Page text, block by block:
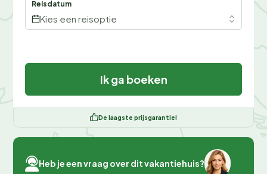
Reisdatum
Kies een reisoptie
Ik ga boeken
De laagste prijsgarantie!
Heb je een vraag over dit vakantiehuis?